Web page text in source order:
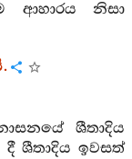
ආහාරය නිසා
ශීතාදිය
ශීතාදිය ඉවසත්